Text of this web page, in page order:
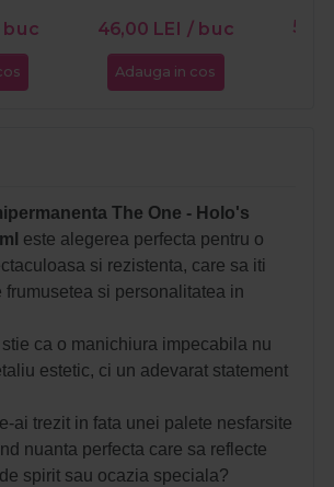
buc 46,00 LEI / buc
Adauga in cos
The One - Holo's
este alegerea perfecta pentru o
si rezistenta, care sa iti
frumusetea si personalitatea in
ca o manichiura impecabila nu
estetic, ci un adevarat statement
ai trezit in fata unei palete nesfarsite
nuanta perfecta care sa reflecte
spirit sau ocazia speciala?